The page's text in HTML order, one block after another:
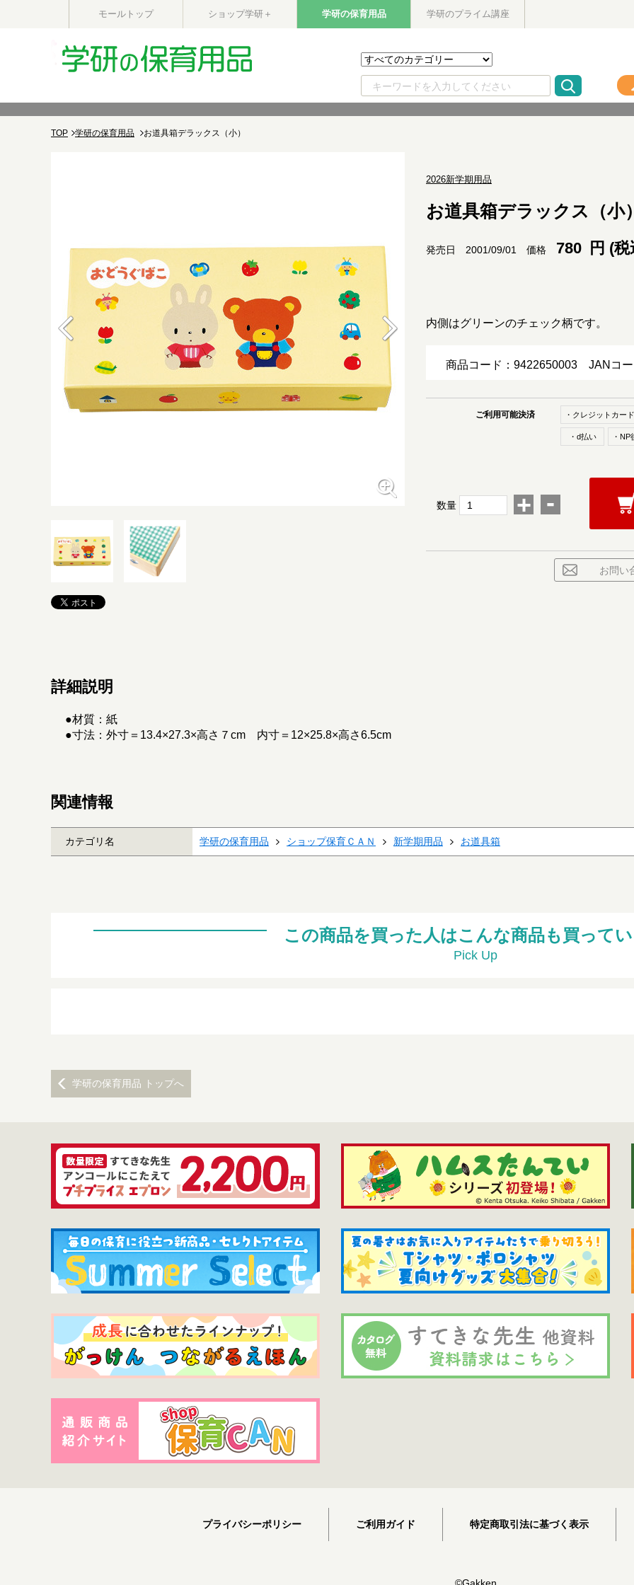
モールトップ ショップ学研＋ 学研の保育用品 学研のプライム講座
TOP 学研の保育用品 お道具箱デラックス（小）
2026新学期用品
お道具箱デラックス（小
発売日 2001/09/01 価格 780 円 (
内側はグリーンのチェック柄です。
商品コード：9422650003 JANコ
ご利用可能決済 ・クレジットカード
・d払い ・NP
数量 + -
お問い
詳細説明
●材質：紙
●寸法：外寸＝13.4×27.3×高さ７cm 内寸＝12×25.8×高さ6.5cm
関連情報
カテゴリ名 学研の保育用品 ショップ保育ＣＡＮ 新学期用品 お道具箱
この商品を買った人はこんな商品も買って
Pick Up
学研の保育用品 トップへ
プライバシーポリシー ご利用ガイド 特定商取引法に基づく表示